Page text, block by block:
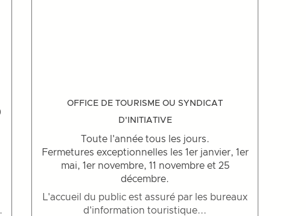
OFFICE DE TOURISME OU SYNDICAT
D'INITIATIVE
Toute l'année tous les jours.
Fermetures exceptionnelles les 1er janvier, 1er
mai, 1er novembre, 11 novembre et 25
décembre.
L'accueil du public est assuré par les bureaux
d'information touristique...